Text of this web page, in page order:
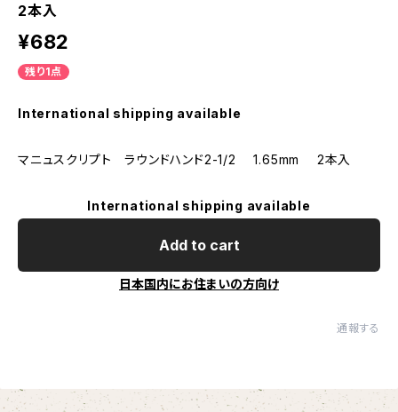
2本入
¥682
残り1点
International shipping available
マニュスクリプト ラウンドハンド2-1/2 1.65mm 2本入
International shipping available
Add to cart
日本国内にお住まいの方向け
通報する